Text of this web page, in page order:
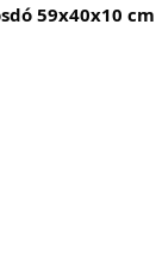
59x40x10